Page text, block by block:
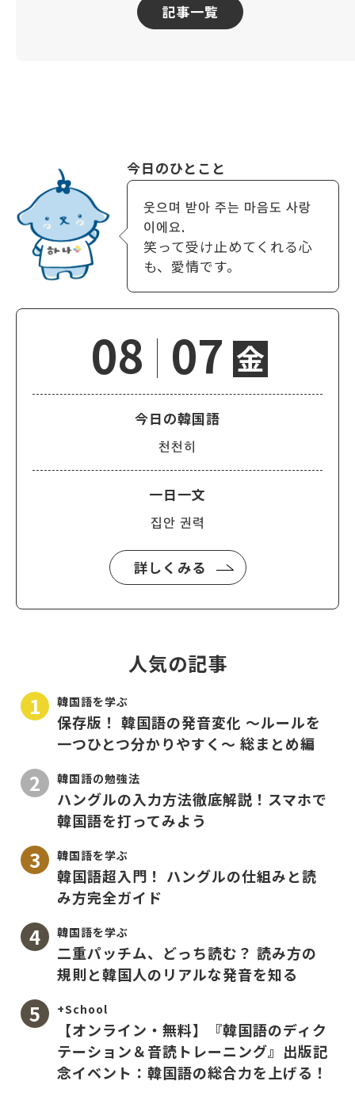
記事一覧
今日のひとこと
웃으며 받아 주는 마음도 사랑
이에요.
笑って受け止めてくれる心
も、愛情です。
08 07 金
今日の韓国語
천천히
一日一文
집안 권력
詳しくみる
人気の記事
韓国語を学ぶ
保存版！ 韓国語の発音変化 〜ルールを
一つひとつ分かりやすく〜 総まとめ編
韓国語の勉強法
ハングルの入力方法徹底解説！スマホで
韓国語を打ってみよう
韓国語を学ぶ
韓国語超入門！ ハングルの仕組みと読
み方完全ガイド
韓国語を学ぶ
二重パッチム、どっち読む？ 読み方の
規則と韓国人のリアルな発音を知る
+School
【オンライン・無料】『韓国語のディク
テーション＆音読トレーニング』出版記
念イベント：韓国語の総合力を上げる！